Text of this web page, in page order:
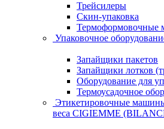
Трейсилеры
Скин-упаковка
Термоформовочные
Упаковочное
Запайщики пакетов
Запайщики лотков
Оборудование для
Термоусадочное
Этикетировочные
веса CIGIEMME